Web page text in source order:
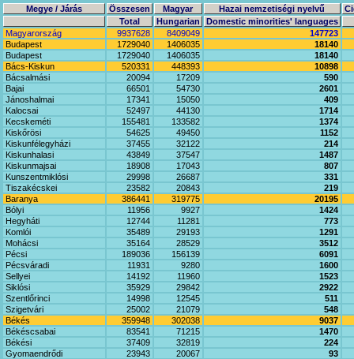
Megye / Járás Összesen Magyar Hazai nemzetiségi nyelvű
Total
Hungarian
Domestic minorities' languages
Magyarország
9937628 8409049
147723
Budapest
1729040 1406035
18140
Budapest
1729040 1406035
18140
Bács-Kiskun
520331 448393
10898
Bácsalmási
20094 17209
590
Bajai
66501 54730
2601
Jánoshalmai
17341 15050
409
Kalocsai
52497 44130
1714
Kecskeméti
155481 133582
1374
Kiskőrösi
54625 49450
1152
Kiskunfélegyházi
37455 32122
214
Kiskunhalasi
43849 37547
1487
Kiskunmajsai
18908 17043
807
Kunszentmiklósi
29998 26687
331
Tiszakécskei
23582 20843
219
Baranya
386441 319775
20195
Bólyi
11956 9927
1424
Hegyháti
12744 11281
773
Komlói
35489 29193
1291
Mohácsi
35164 28529
3512
Pécsi
189036 156139
6091
Pécsváradi
11931 9280
1600
Sellyei
14192 11960
1523
Siklósi
35929 29842
2922
Szentlőrinci
14998 12545
511
Szigetvári
25002 21079
548
Békés
359948 302038
9037
Békéscsabai
83541 71215
1470
Békési
37409 32819
224
Gyomaendrődi
23943 20067
93